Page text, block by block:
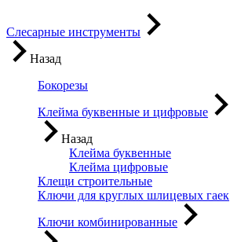
Слесарные инструменты
Назад
Бокорезы
Клейма буквенные и цифровые
Назад
Клейма буквенные
Клейма цифровые
Клещи строительные
Ключи для круглых шлицевых гаек
Ключи комбинированные